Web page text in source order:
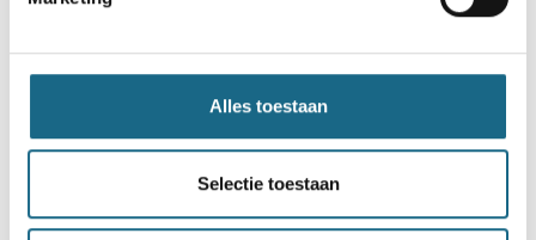
Alles toestaan
Selectie toestaan